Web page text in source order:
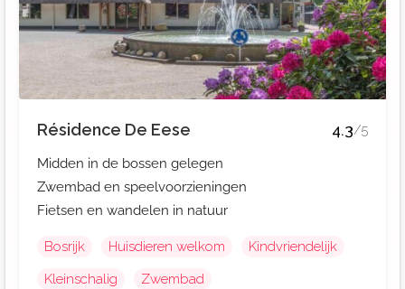
Résidence De Eese 4.3/5
Midden in de bossen gelegen
Zwembad en speelvoorzieningen
Fietsen en wandelen in natuur
Bosrijk Huisdieren welkom
Kindvriendelijk
Kleinschalig
Zwembad